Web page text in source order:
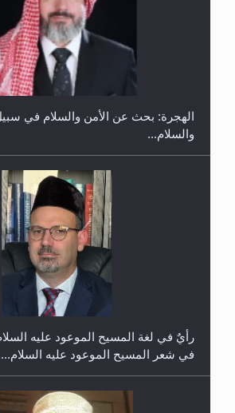
إتمام حفظ القرآن الكريم لثلاثة طلاب
حفل توزيع الشهادات في الجامعة
الهجرة: بحث عن الأمن والسلام في
والسلام...
في شعر المسيح الموعود عليه